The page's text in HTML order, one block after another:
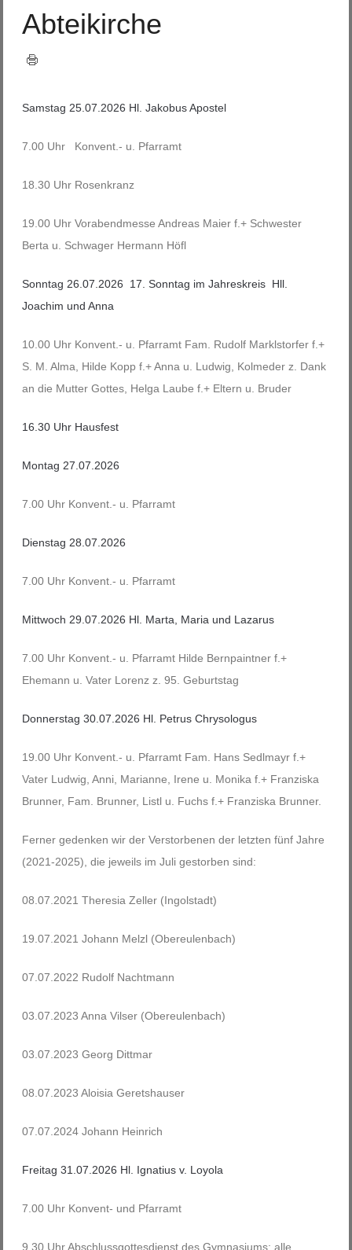
Abteikirche
Samstag 25.07.2026 Hl. Jakobus Apostel
7.00 Uhr Konvent.- u. Pfarramt
18.30 Uhr Rosenkranz
19.00 Uhr Vorabendmesse Andreas Maier f.+ Schwester
Berta u. Schwager Hermann Höfl
Sonntag 26.07.2026 17. Sonntag im Jahreskreis Hll.
Joachim und Anna
10.00 Uhr Konvent.- u. Pfarramt Fam. Rudolf Marklstorfer f.+
S. M. Alma, Hilde Kopp f.+ Anna u. Ludwig, Kolmeder z. Dank
an die Mutter Gottes, Helga Laube f.+ Eltern u. Bruder
16.30 Uhr Hausfest
Montag 27.07.2026
7.00 Uhr Konvent.- u. Pfarramt
Dienstag 28.07.2026
7.00 Uhr Konvent.- u. Pfarramt
Mittwoch 29.07.2026 Hl. Marta, Maria und Lazarus
7.00 Uhr Konvent.- u. Pfarramt Hilde Bernpaintner f.+
Ehemann u. Vater Lorenz z. 95. Geburtstag
Donnerstag 30.07.2026 Hl. Petrus Chrysologus
19.00 Uhr Konvent.- u. Pfarramt Fam. Hans Sedlmayr f.+
Vater Ludwig, Anni, Marianne, Irene u. Monika f.+ Franziska
Brunner, Fam. Brunner, Listl u. Fuchs f.+ Franziska Brunner.
Ferner gedenken wir der Verstorbenen der letzten fünf Jahre
(2021-2025), die jeweils im Juli gestorben sind:
08.07.2021 Theresia Zeller (Ingolstadt)
19.07.2021 Johann Melzl (Obereulenbach)
07.07.2022 Rudolf Nachtmann
03.07.2023 Anna Vilser (Obereulenbach)
03.07.2023 Georg Dittmar
08.07.2023 Aloisia Geretshauser
07.07.2024 Johann Heinrich
Freitag 31.07.2026 Hl. Ignatius v. Loyola
7.00 Uhr Konvent- und Pfarramt
9.30 Uhr Abschlussgottesdienst des Gymnasiums; alle